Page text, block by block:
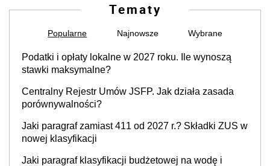
Tematy
Popularne Najnowsze Wybrane
Podatki i opłaty lokalne w 2027 roku. Ile wynoszą
stawki maksymalne?
Centralny Rejestr Umów JSFP. Jak działa zasada
porównywalności?
Jaki paragraf zamiast 411 od 2027 r.? Składki ZUS w
nowej klasyfikacji
Jaki paragraf klasyfikacji budżetowej na wodę i